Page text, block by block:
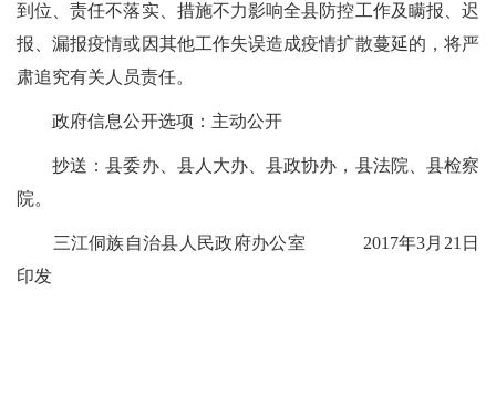
到位、责任不落实、措施不力影响全县防控工作及瞒报、迟
报、漏报疫情或因其他工作失误造成疫情扩散蔓延的，将严
肃追究有关人员责任。
政府信息公开选项：主动公开
抄送：县委办、县人大办、县政协办，县法院、县检察
院。
三江侗族自治县人民政府办公室 2017年3月21日
印发